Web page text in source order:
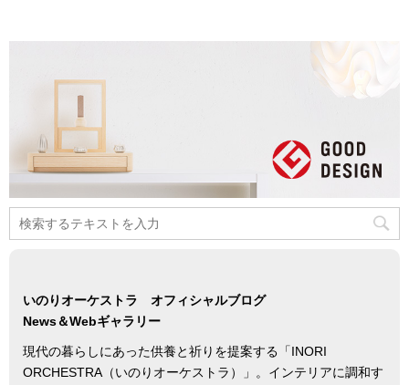
いのりオーケストラ オフィシャルブログ
News＆Webギャラリー
現代の暮らしにあった供養と祈りを提案する「INORI
ORCHESTRA（いのりオーケストラ）」。インテリアに調和す